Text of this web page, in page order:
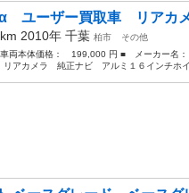
α ユーザー買取車 リア
2010年 千葉 柏市
その他
両本体価格： 199,000 円 ■ メーカー名
アカメラ 純正ナビ アルミ１６インチホ